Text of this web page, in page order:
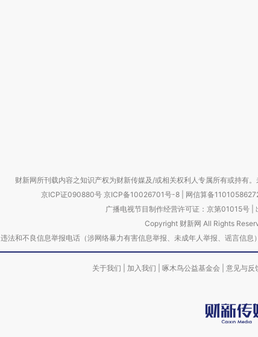
财新网所刊载内容之知识产权为财新传媒及/或相关权利人专属所有或持有
京ICP证090880号 京ICP备10026701号-8 网信算备
广播电视节目制作经营许可证：京第01015号|
Copyright 财新网 All Rights
违法和不良信息举报电话（涉网络暴力有害信息举报、未成年人举报、谣言
关于我们 加入我们 啄木鸟公益基金会 意见与反